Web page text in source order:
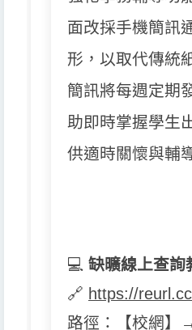
面改採手機簡訊
形， 以取代傳統
簡訊將每週定期
助即時掌握學生
供適時關懷與輔
💻 缺曠線上查詢
🔗 https://
路徑：【校網】